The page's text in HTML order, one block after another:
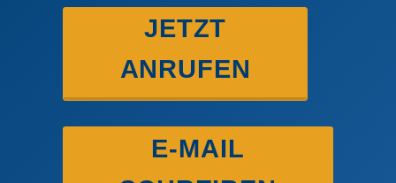
JETZT
ANRUFEN
E-MAIL